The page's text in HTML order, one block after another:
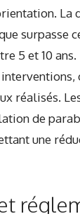
La
surpasse
5 et 10 ans.
réalisés.
de
une